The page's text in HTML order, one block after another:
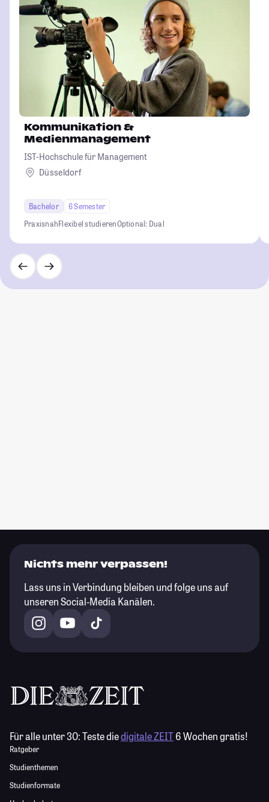
Kommunikation &
Medienmanagement
IST-Hochschule für Management
Düsseldorf
Bachelor
6 Semester
PraxisnahFlexibel studierenOptional: Dual
Nichts mehr verpassen!
Lass uns in Verbindung bleiben und folge uns auf
unseren Social-Media Kanälen.
Für alle unter 30:Teste diedigitale ZEIT6 Wochen gratis!
Ratgeber
Studienthemen
Studienformate